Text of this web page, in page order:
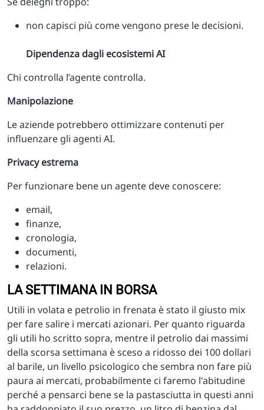
non capisci più come vengono prese le decisioni.
Dipendenza dagli ecosistemi AI
Chi controlla l’agente controlla.
Manipolazione
Le aziende potrebbero ottimizzare contenuti per
influenzare gli agenti AI.
Privacy estrema
Per funzionare bene un agente deve conoscere:
email,
finanze,
cronologia,
documenti,
relazioni.
LA SETTIMANA IN BORSA
Utili in volata e petrolio in frenata è stato il giusto mix
per fare salire i mercati azionari. Per quanto riguarda
gli utili ho scritto sopra, mentre il petrolio dai massimi
della scorsa settimana è sceso a ridosso dei 100 dollari
al barile, un livello psicologico che sembra non fare più
paura ai mercati, probabilmente ci faremo l'abitudine
perché a pensarci bene se la pastasciutta in questi anni